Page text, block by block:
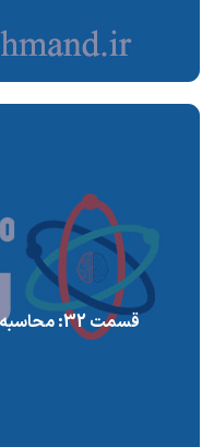
قسمت 32: محاسبه سریع: شگردها و شیوه ها